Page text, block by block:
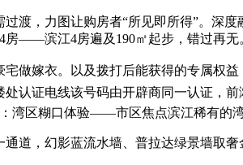
，力图让购房者“所见即所得”。深度
——滨江4房遍及190㎡起步，错过再
嫁衣。以及拨打后能获得的专属权
认证电线该号码由开辟商同一认证，
湾区糊口体验——市区焦点滨江稀有的
，幻影蓝流水墙、普拉达绿景墙取奢